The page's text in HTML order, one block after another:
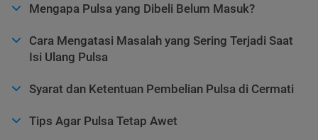
Mengapa Pulsa yang Dibeli Belum Masuk?
Cara Mengatasi Masalah yang Sering Terjadi Saat
Isi Ulang Pulsa
Syarat dan Ketentuan Pembelian Pulsa di Cermati
Tips Agar Pulsa Tetap Awet